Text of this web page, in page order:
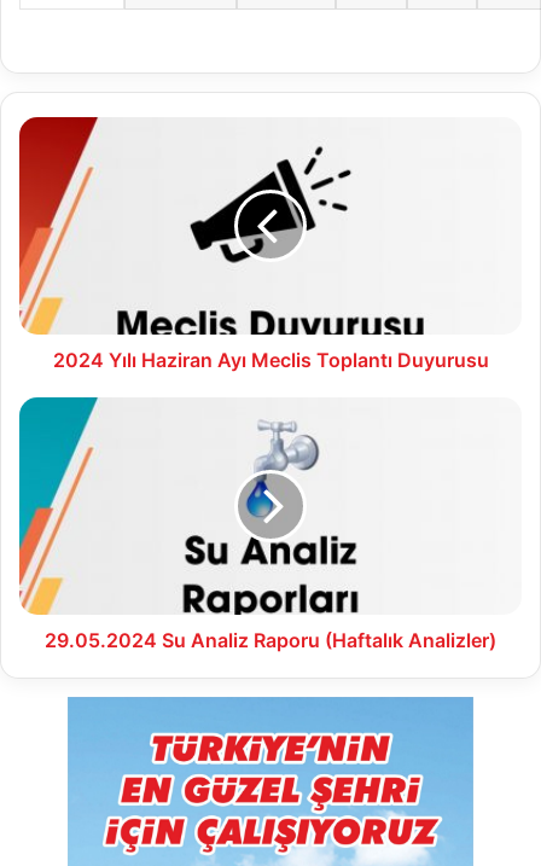
2024
Haziran
Meclis
Toplantı
Duyurusu
2024 Yılı Haziran Ayı Meclis Toplantı Duyurusu
29.05.2024
Raporu
(Haftalık
Analizler)
29.05.2024 Su Analiz Raporu (Haftalık Analizler)